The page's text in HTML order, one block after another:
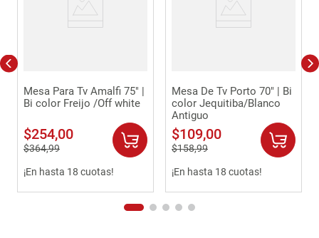
Mesa Para Tv Amalfi 75" |
Bi color Freijo /Off white
$254,00
$364,99
¡En hasta 18 cuotas!
Mesa De Tv Porto 70" | Bi
color Jequitiba/Blanco
Antiguo
$109,00
$158,99
¡En hasta 18 cuotas!